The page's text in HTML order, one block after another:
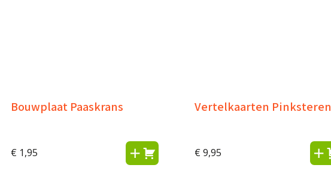
Bouwplaat Paaskrans
€ 1,95
Vertelkaarten Pinksteren
€ 9,95